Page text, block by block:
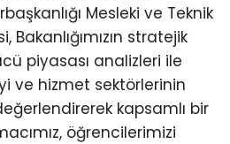
Mesleki ve Teknik
Bakanlığımızın stratejik
piyasası analizleri ile
ve hizmet sektörlerinin
kapsamlı bir
öğrencilerimizi